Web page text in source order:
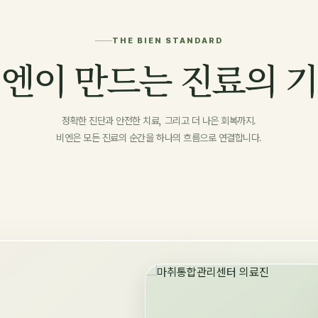
THE BIEN STANDARD
이 만드는 진료의
정확한 진단과 안전한 치료, 그리고 더 나은 회복까지.
비엔은 모든 진료의 순간을 하나의 흐름으로 연결합니다.